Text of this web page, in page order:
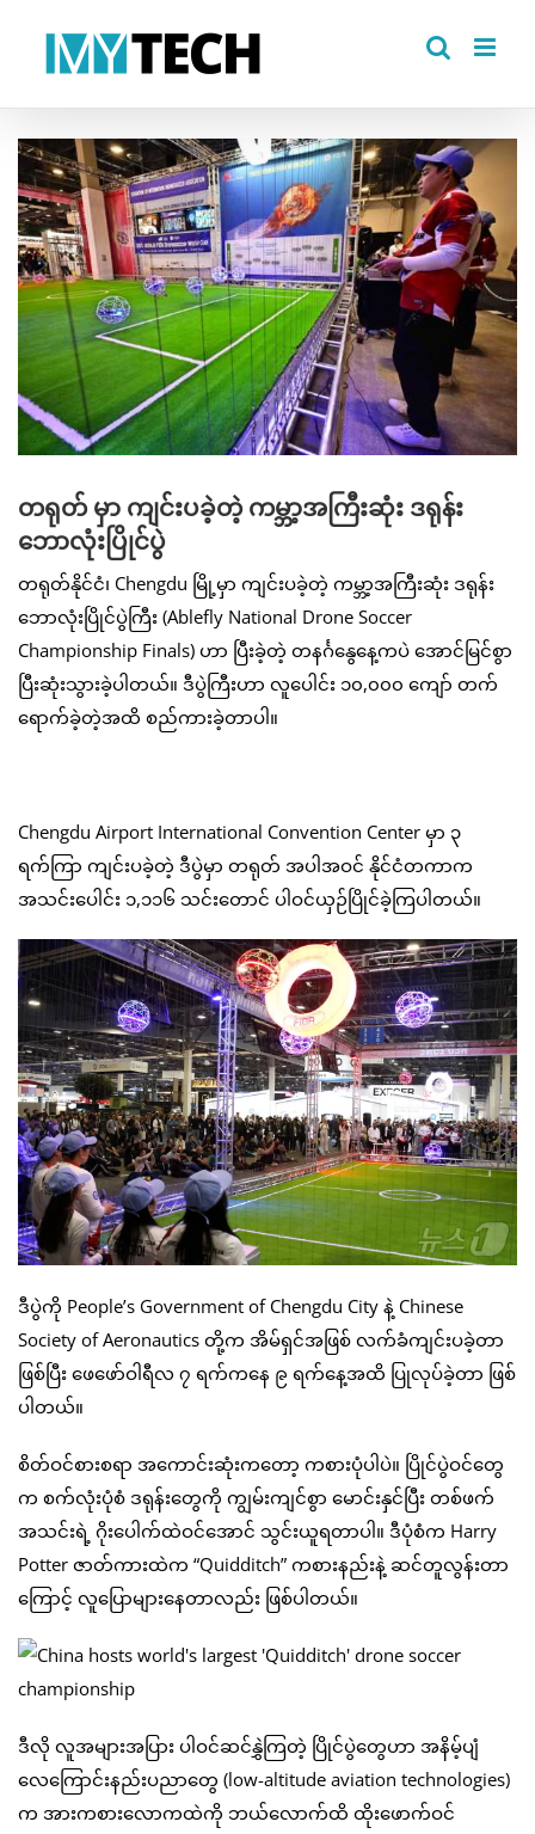
View
Larger
Image
တရုတ် မှာ ကျင်းပခဲ့တဲ့ ကမ္ဘာ့အကြီးဆုံး ဒရုန်း
ဘောလုံးပြိုင်ပွဲ
တရုတ်နိုင်ငံ၊ Chengdu မြို့မှာ ကျင်းပခဲ့တဲ့ ကမ္ဘာ့အကြီးဆုံး ဒရုန်း
ဘောလုံးပြိုင်ပွဲကြီး (Ablefly National Drone Soccer
Championship Finals) ဟာ ပြီးခဲ့တဲ့ တနင်္ဂနွေနေ့ကပဲ အောင်မြင်စွာ
ပြီးဆုံးသွားခဲ့ပါတယ်။ ဒီပွဲကြီးဟာ လူပေါင်း ၁၀,၀၀၀ ကျော် တက်
ရောက်ခဲ့တဲ့အထိ စည်ကားခဲ့တာပါ။
Chengdu Airport International Convention Center မှာ ၃
ရက်ကြာ ကျင်းပခဲ့တဲ့ ဒီပွဲမှာ တရုတ် အပါအဝင် နိုင်ငံတကာက
အသင်းပေါင်း ၁,၁၁၆ သင်းတောင် ပါဝင်ယှဉ်ပြိုင်ခဲ့ကြပါတယ်။
ဒီပွဲကို People’s Government of Chengdu City နဲ့ Chinese
Society of Aeronautics တို့က အိမ်ရှင်အဖြစ် လက်ခံကျင်းပခဲ့တာ
ဖြစ်ပြီး ဖေဖော်ဝါရီလ ၇ ရက်ကနေ ၉ ရက်နေ့အထိ ပြုလုပ်ခဲ့တာ ဖြစ်
ပါတယ်။
စိတ်ဝင်စားစရာ အကောင်းဆုံးကတော့ ကစားပုံပါပဲ။ ပြိုင်ပွဲဝင်တွေ
က စက်လုံးပုံစံ ဒရုန်းတွေကို ကျွမ်းကျင်စွာ မောင်းနှင်ပြီး တစ်ဖက်
အသင်းရဲ့ ဂိုးပေါက်ထဲဝင်အောင် သွင်းယူရတာပါ။ ဒီပုံစံက Harry
Potter ဇာတ်ကားထဲက “Quidditch” ကစားနည်းနဲ့ ဆင်တူလွန်းတာ
ကြောင့် လူပြောများနေတာလည်း ဖြစ်ပါတယ်။
ဒီလို လူအများအပြား ပါဝင်ဆင်နွှဲကြတဲ့ ပြိုင်ပွဲတွေဟာ အနိမ့်ပျံ
လေကြောင်းနည်းပညာတွေ (low-altitude aviation technologies)
က အားကစားလောကထဲကို ဘယ်လောက်ထိ ထိုးဖောက်ဝင်